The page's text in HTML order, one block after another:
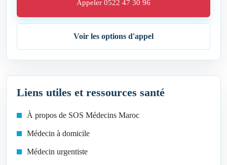
Appeler 0522 47 30 96
Voir les options d'appel
Liens utiles et ressources santé
À propos de SOS Médecins Maroc
Médecin à domicile
Médecin urgentiste